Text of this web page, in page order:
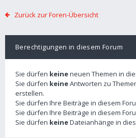
Zurück zur Foren-Übersicht
Berechtigungen in diesem Forum
Sie dürfen keineneuen Themen in
Sie dürfen keineAntworten zu
erstellen.
Sie dürfen Ihre Beiträge in diesem
Sie dürfen Ihre Beiträge in diesem
Sie dürfen keineDateianhänge in